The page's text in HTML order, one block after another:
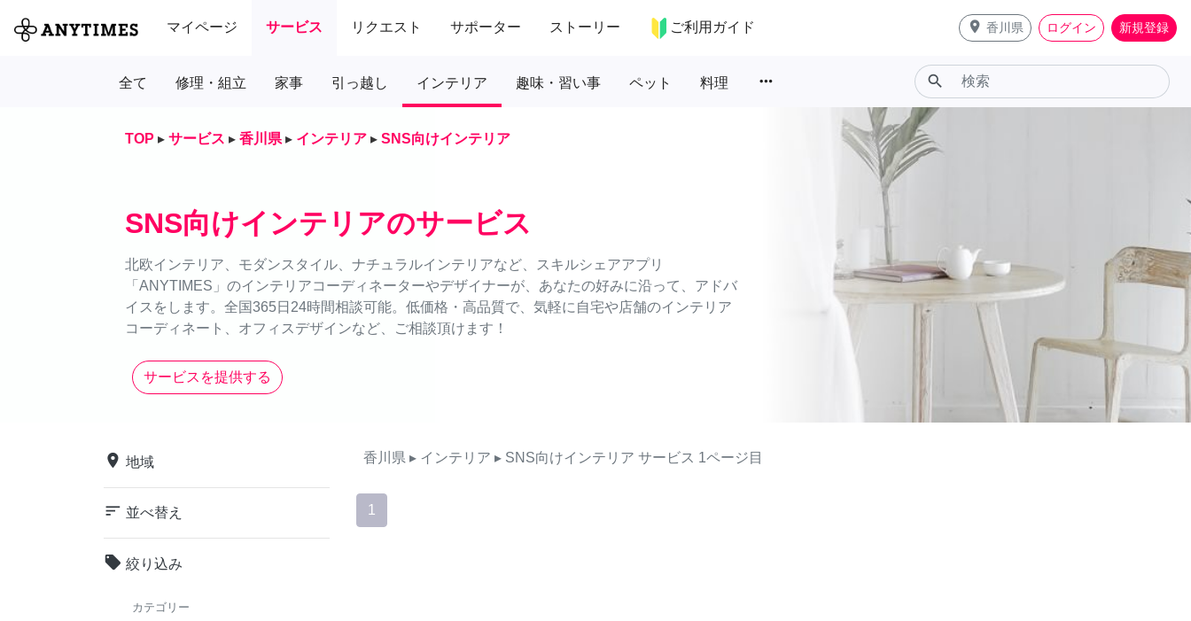
マイページ サービス リクエスト サポーター ストーリー ご利用ガイド place 香川県 ログイン 新規登録
全て 修理・組立 家事 引っ越し インテリア 趣味・習い事 ペット 料理 more_horiz search
TOP ▸ サービス ▸ 香川県 ▸ インテリア ▸ SNS向けインテリア
SNS向けインテリアのサービス
北欧インテリア、モダンスタイル、ナチュラルインテリアなど、スキルシェアアプリ
「ANYTIMES」のインテリアコーディネーターやデザイナーが、あなたの好みに沿って、アドバ
イスをします。全国365日24時間相談可能。低価格・高品質で、気軽に自宅や店舗のインテリア
コーディネート、オフィスデザインなど、ご相談頂けます！
サービスを提供する
place 地域
sort 並べ替え
local_offer 絞り込み
カテゴリー
香川県 ▸ インテリア ▸ SNS向けインテリア サービス 1ページ目
1